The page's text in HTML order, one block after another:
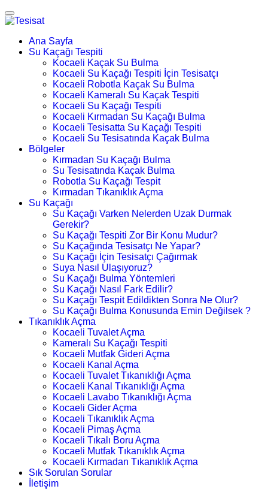
Ana Sayfa
Su Kaçağı Tespiti
Kocaeli Kaçak Su Bulma
Kocaeli Su Kaçağı Tespiti İçin Tesisatçı
Kocaeli Robotla Kaçak Su Bulma
Kocaeli Kameralı Su Kaçak Tespiti
Kocaeli Su Kaçağı Tespiti
Kocaeli Kırmadan Su Kaçağı Bulma
Kocaeli Tesisatta Su Kaçağı Tespiti
Kocaeli Su Tesisatında Kaçak Bulma
Bölgeler
Kırmadan Su Kaçağı Bulma
Su Tesisatında Kaçak Bulma
Robotla Su Kaçağı Tespit
Kırmadan Tıkanıklık Açma
Su Kaçağı
Su Kaçağı Varken Nelerden Uzak Durmak
Gerekir?
Su Kaçağı Tespiti Zor Bir Konu Mudur?
Su Kaçağında Tesisatçı Ne Yapar?
Su Kaçağı İçin Tesisatçı Çağırmak
Suya Nasıl Ulaşıyoruz?
Su Kaçağı Bulma Yöntemleri
Su Kaçağı Nasıl Fark Edilir?
Su Kaçağı Tespit Edildikten Sonra Ne Olur?
Su Kaçağı Bulma Konusunda Emin Değilsek ?
Tıkanıklık Açma
Kocaeli Tuvalet Açma
Kameralı Su Kaçağı Tespiti
Kocaeli Mutfak Gideri Açma
Kocaeli Kanal Açma
Kocaeli Tuvalet Tıkanıklığı Açma
Kocaeli Kanal Tıkanıklığı Açma
Kocaeli Lavabo Tıkanıklığı Açma
Kocaeli Gider Açma
Kocaeli Tıkanıklık Açma
Kocaeli Pimaş Açma
Kocaeli Tıkalı Boru Açma
Kocaeli Mutfak Tıkanıklık Açma
Kocaeli Kırmadan Tıkanıklık Açma
Sık Sorulan Sorular
İletişim